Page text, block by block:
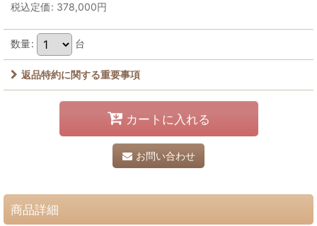
税込定価: 378,000円
数量: 台
返品特約に関する重要事項
カートに入れる
お問い合わせ
商品詳細